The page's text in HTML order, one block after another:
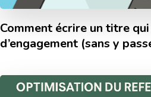
Comment écrire un titre
d’engagement (sans y